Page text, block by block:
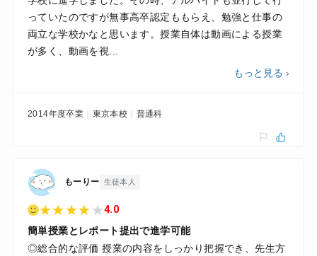
っていたのですが無事高卒認定ももらえ、勉強と仕事の
両立な学校かなと思います。授業自体は動画による授業
が多く、動画を視...
もっと見る ›
2014年度卒業 東京本校 普通科
もーりー 生徒本人
★★★★ ★4.0
簡単授業とレポート提出で進学可能
◎総合的な評価 授業の内容をしっかり把握でき、先生方